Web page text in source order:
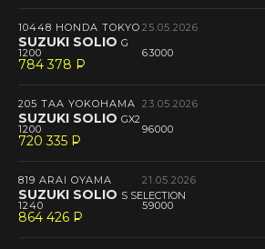
10448 HONDA TOKYO 25.05.2026
SUZUKI SOLIO G
1200 63000
784 378 P
--
205 TAA YOKOHAMA 23.05.2026
SUZUKI SOLIO GX2
1200 96000
720 335 P
--
819 ARAI OYAMA 21.05.2026
SUZUKI SOLIO S SELECTION
1240 59000
864 426 P
--